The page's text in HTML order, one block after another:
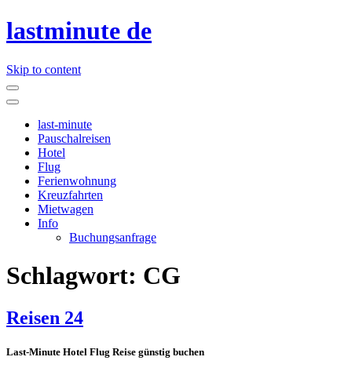
lastminute de
Skip to content
last-minute
Pauschalreisen
Hotel
Flug
Ferienwohnung
Kreuzfahrten
Mietwagen
Info
Buchungsanfrage
Schlagwort: CG
Reisen 24
Last-Minute Hotel Flug Reise günstig buchen